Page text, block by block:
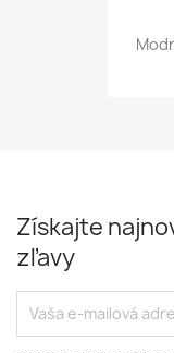
Získajte
zľavy